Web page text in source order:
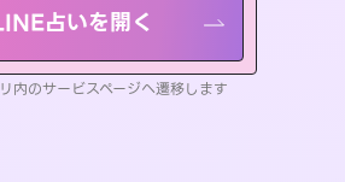
占いを開く
内のサービスページへ遷移します